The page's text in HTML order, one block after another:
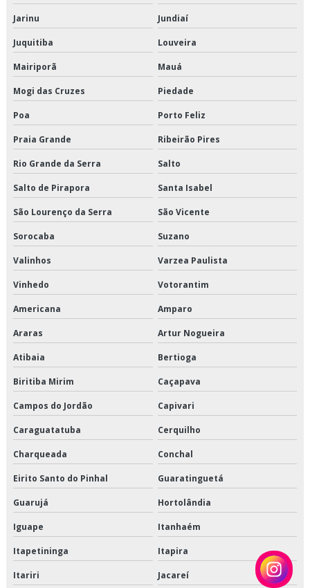
Serviço de entrega de perecíveis em são paulo
Serviço de entrega de perecíveis em sp
Serviço de entrega de refrigerados
Serviço de entregas fracionadas
Serviço de logística de alimentos
Serviço de logística de alimentos congelados
Serviço de logística para perecíveis
Serviço de transporte de alimentos perecíveis
Serviço de transporte de climatizados
Serviço de transporte de congelados
Serviço de transporte dedicado de alimentos
Serviço de transporte fracionado de alimentos perecíveis
Serviço de transporte produtos congelados
Serviço de transporte produtos refrigerados
Terceirização de armazenagem
Terceirização de armazenagem de produtos perecíveis
Terceirização de armazenagem para alimentos climatizados
Terceirização de armazenagem para alimentos congelados
Jarinu Jundiaí
Juquitiba Louveira
Mairiporã Mauá
Mogi das Cruzes Piedade
Poa Porto Feliz
Praia Grande Ribeirão Pires
Rio Grande da Serra Salto
Salto de Pirapora Santa Isabel
São Lourenço da Serra São Vicente
Sorocaba Suzano
Valinhos Varzea Paulista
Vinhedo Votorantim
Americana Amparo
Araras Artur Nogueira
Atibaia Bertioga
Biritiba Mirim Caçapava
Campos do Jordão Capivari
Caraguatatuba Cerquilho
Charqueada Conchal
Eirito Santo do Pinhal Guaratinguetá
Guarujá Hortolândia
Iguape Itanhaém
Itapetininga Itapira
Itariri Jacareí